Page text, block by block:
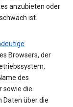
anzubieten oder
ist.
Browsers, der
des
sowie die
Daten über die